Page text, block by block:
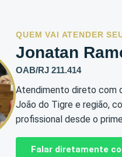
QUEM VAI ATENDER
Jonatan
OAB/RJ 211.414
Atendimento direto com
João do Tigre e região,
profissional desde o
Falar diretamente